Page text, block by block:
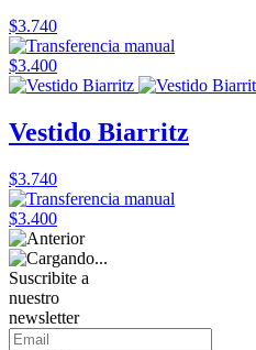
$3.740
$3.400
Vestido Biarritz
$3.740
$3.400
Suscribite a
nuestro
newsletter